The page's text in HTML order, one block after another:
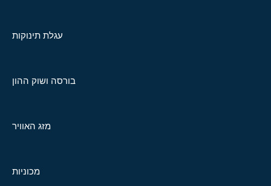
עגלת תינוקות
בורסה ושוק ההון
מזג האוויר
מכוניות